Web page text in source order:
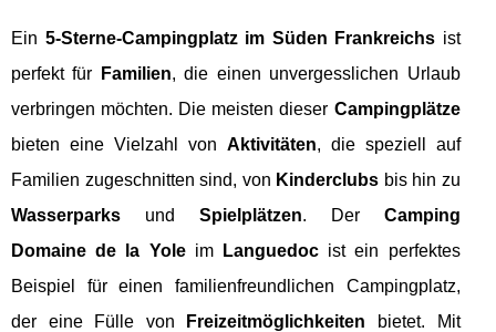
Ein 5-Sterne-Campingplatz im Süden Frankreichs ist
perfekt für
Familien, die einen unvergesslichen Urlaub
verbringen möchten. Die meisten dieser Campingplätze
bieten eine Vielzahl von Aktivitäten, die speziell auf
Familien zugeschnitten sind, von Kinderclubs bis hin zu
Wasserparks und Spielplätzen. Der Camping
Domaine de la Yoleim Languedoc ist ein perfektes
Beispiel für einen familienfreundlichen Campingplatz,
der eine Fülle von
Freizeitmöglichkeiten bietet. Mit